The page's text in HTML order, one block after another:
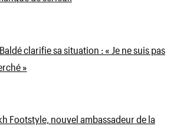
clarifie sa situation : « Je ne suis pas
»
Footstyle, nouvel ambassadeur de la